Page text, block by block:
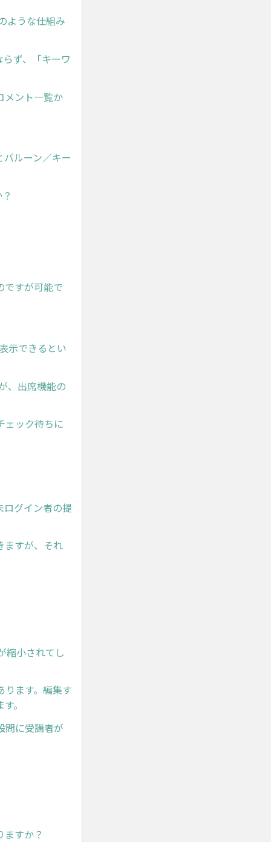
ような仕組み
ず、「キーワ
メント一覧か
ルーン／キー
ですが可能で
示できるとい
、出席機能の
ェック待ちに
グイン者の提
ますが、それ
縮小されてし
ます。編集す
。
問に受講者が
すか？